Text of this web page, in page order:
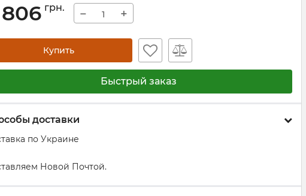
грн. − +
Купить
Быстрый заказ
доставки
по Украине
Новой Почтой.